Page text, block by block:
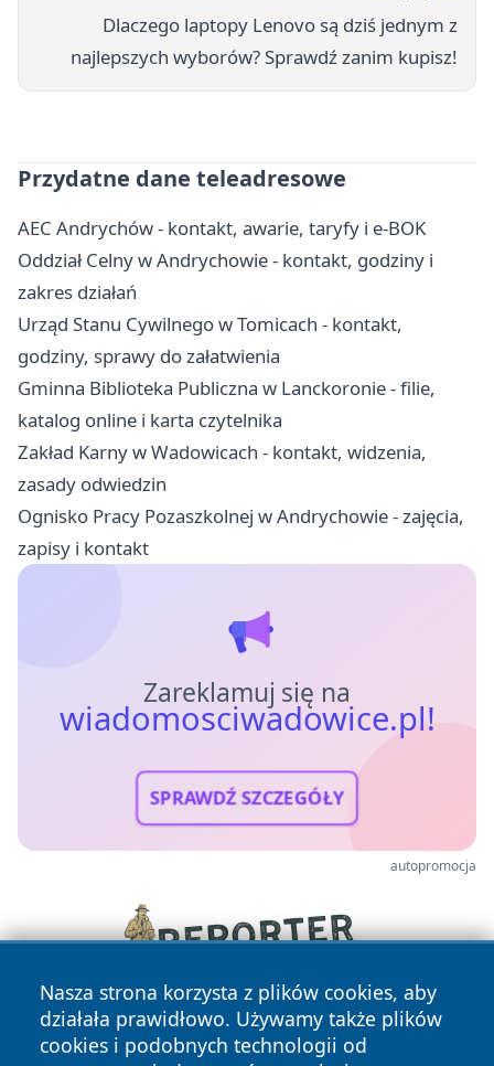
Dlaczego laptopy Lenovo są dziś jednym z
najlepszych wyborów? Sprawdź zanim kupisz!
Przydatne dane teleadresowe
AEC Andrychów - kontakt, awarie, taryfy i e-BOK
Oddział Celny w Andrychowie - kontakt, godziny i
zakres działań
Urząd Stanu Cywilnego w Tomicach - kontakt,
godziny, sprawy do załatwienia
Gminna Biblioteka Publiczna w Lanckoronie - filie,
katalog online i karta czytelnika
Zakład Karny w Wadowicach - kontakt, widzenia,
zasady odwiedzin
Ognisko Pracy Pozaszkolnej w Andrychowie - zajęcia,
zapisy i kontakt
Zareklamuj się na
wiadomosciwadowice.pl!
SPRAWDŹ SZCZEGÓŁY
autopromocja
Nasza strona korzysta z plików cookies, aby
działała prawidłowo. Używamy także plików
cookies i podobnych technologii od